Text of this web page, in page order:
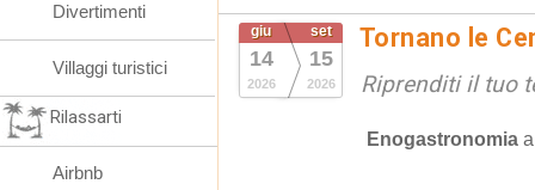
giu
14
2026
set
15
2026
Tornano le
Riprenditi il tuo
Enogastronomia
Divertimenti
Villaggi turistici
Rilassarti
Airbnb